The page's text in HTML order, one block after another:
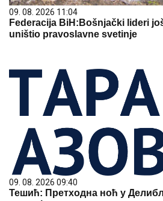
09. 08. 2026 11:04
Federacija BiH:Bošnjački lideri
uništio pravoslavne svetinje
09. 08. 2026 09:40
Тешић: Претходна ноћ у